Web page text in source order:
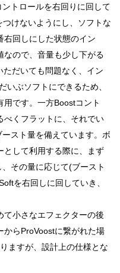
トロールを右回りに回して
けないようにし、ソフトな
右回しにした状態のイン
なので、音量も少し下がる
だいても問題なく、イン
いぶソフトにできるため、
です。一方Boostコント
べくフラットに、それでい
スト量を備えています。ボ
として利用する際に、まず
その量に応じて(ブースト
を右回しに回していき、
小さなエフェクターの後
からProVoostに繋がれた場
ますが、設計上の仕様とな